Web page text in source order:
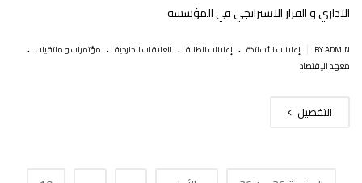
الاداري و القرار الاستراتجي في المؤسسة
BY ADMIN إعلانات للأساتذة . إعلانات للطلبة . العلاقات الخارجية . مؤتمرات و ملتقيات .
معهد الإقتصاد
التفصيل